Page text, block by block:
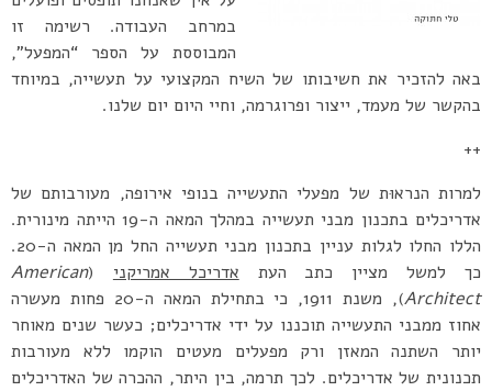
במרחב העבודה. רשימה זו
המבוססת על הספר “המפעל”,
באה להזכיר את חשיבותו של השיח המקצועי על תעשייה, במיוחד
בהקשר של מעמד, ייצור ופרוגרמה, וחיי היום יום שלנו.
++
למרות הנראוּת של מפעלי התעשייה בנופי אירופה, מעורבותם של
אדריכלים בתכנון מבני תעשייה במהלך המאה ה-19 הייתה מינורית.
הללו החלו לגלות עניין בתכנון מבני תעשייה החל מן המאה ה-20.
כך למשל מציין כתב העת אדריכל אמריקני (
American
Architect
), משנת 1911, כי בתחילת המאה ה-20 פחות מעשרה
אחוז ממבני התעשייה תוכננו על ידי אדריכלים; כעשר שנים מאוחר
יותר השתנה המאזן ורק מפעלים מעטים הוקמו ללא מעורבות
תכנונית של אדריכלים. לכך תרמה, בין היתר, ההכרה של האדריכלים